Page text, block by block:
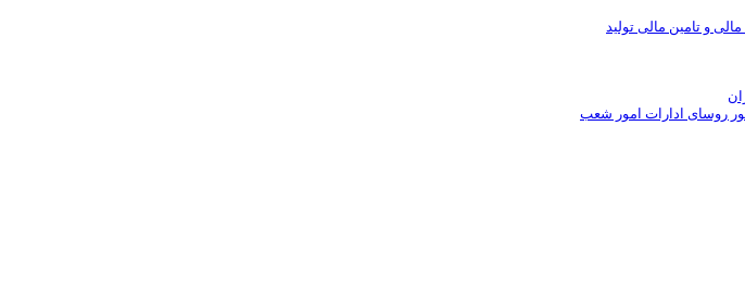
و تامین مالی تولید
روسای ادارات امور شعب